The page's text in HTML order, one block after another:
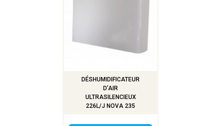
DÉSHUMIDIFICATEUR
D’AIR
ULTRASILENCIEUX
226L/J NOVA 235